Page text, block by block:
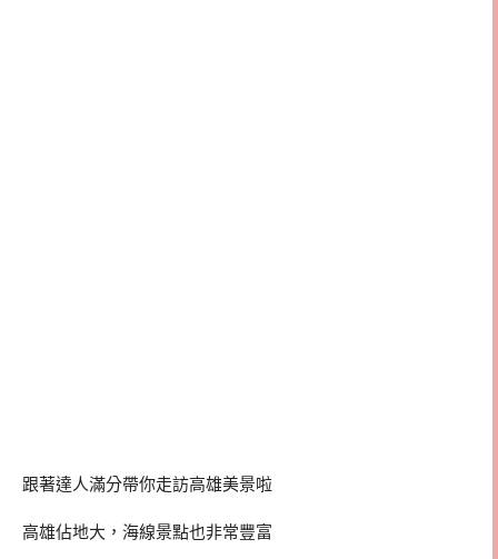
跟著達人滿分帶你走訪高雄美景啦
高雄佔地大，海線景點也非常豐富